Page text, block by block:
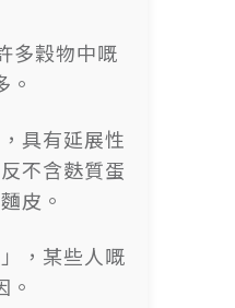
多穀物中嘅
具有延展性
不含麩質蛋
皮。
，某些人嘅